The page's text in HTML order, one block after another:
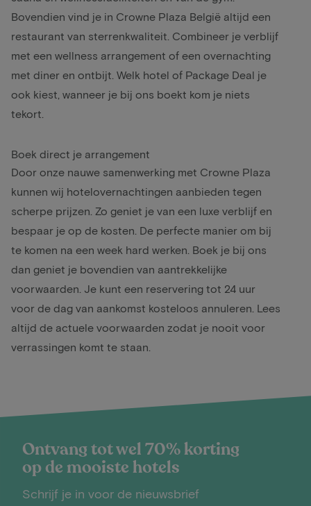
Bovendien vind je in Crowne Plaza België altijd een
restaurant van sterrenkwaliteit. Combineer je verblijf
met een wellness arrangement of een overnachting
met diner en ontbijt . Welk hotel of Package Deal je
ook kiest, wanneer je bij ons boekt kom je niets
tekort.
Boek direct je arrangement
Door onze nauwe samenwerking met Crowne Plaza
kunnen wij hotelovernachtingen aanbieden tegen
scherpe prijzen. Zo geniet je van een luxe verblijf en
bespaar je op de kosten. De perfecte manier om bij
te komen na een week hard werken. Boek je bij ons
dan geniet je bovendien van aantrekkelijke
voorwaarden. Je kunt een reservering tot 24 uur
voor de dag van aankomst kosteloos annuleren. Lees
altijd de actuele voorwaarden zodat je nooit voor
verrassingen komt te staan.
Ontvang tot wel 70% korting
op de mooiste hotels
Schrijf je in voor de nieuwsbrief